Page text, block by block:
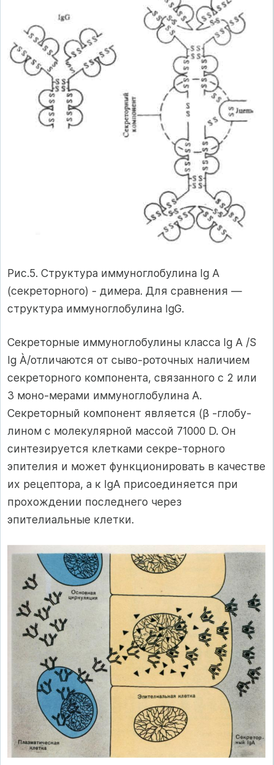
Рис.5. Структура иммуноглобулина Ig А
(секреторного) - димера. Для сравнения —
структура иммуноглобулина IgG.
Секреторные иммуноглобулины класса Ig А /S
Ig À/отличаются от сыво-роточных наличием
секреторного компонента, связанного с 2 или
3 моно-мерами иммуноглобулина А.
Секреторный компонент является (β -глобу-
лином с молекулярной массой 71000 D. Он
синтезируется клетками секре-торного
эпителия и может функционировать в качестве
их рецептора, а к IgА присоединяется при
прохождении последнего через
эпителиальные клетки.